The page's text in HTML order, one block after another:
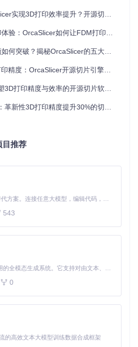
加速度管理界面，允许用户针对不同
节都可独立配置速度曲线与加速度阈
的精准平衡。
面，展示针对不同结构的速度与加速
s到300mm/s的精细调节
补偿算法，OrcaSlicer解决了传统切
控制界面，绿色区域为流量优化区
表面波纹现象
南：从新手到专家的全周期应
git clone https://gitcode.co
orc/OrcaSlicer
荐20%）
打印效率提升？开源切片软件的全方位解决方案
OrcaSlicer如何让FDM打印效率提升30%？
突破？揭秘OrcaSlicer的五大技术革新
度：OrcaSlicer开源切片引擎的技术革新
打印精度与效率的开源切片软件革新者
性3D打印精度提升30%的切片软件解决方案
目推荐
Claude Code 的开源替代方案。连接任意大模型，编辑代码，运行命令，自动验证 — 全自动执行。用 Rust 构建，极致性能。 ｜ An open-source alternative to Claude Code. Connect any LLM, edit code, run commands, and verify changes — autonomously. Built in Rust for speed. Get Started
543
MiniMax H3 是一个通用的全模态生成系统。它支持对由文本、图像、视频和音频组成的多模态上下文进行统一理解，并能生成分辨率高达 2K、时长可达 15 秒的带原生立体声音频的视频。得益于面向任务泛化的系统设计，H3 在预训练阶段就已具备广泛的多模态上下文理解与生成能力，能够出色地执行复杂的多模态指令。
0
的高效文本大模型训练数据合成框架